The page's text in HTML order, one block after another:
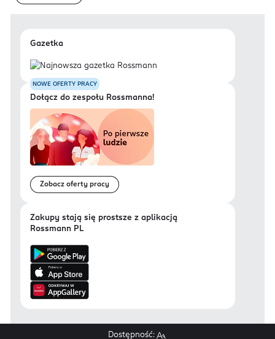
Gazetka
NOWE OFERTY PRACY
Dołącz do zespołu Rossmanna!
Zobacz oferty pracy
Zakupy stają się prostsze z aplikacją
Rossmann PL
Dostępność: